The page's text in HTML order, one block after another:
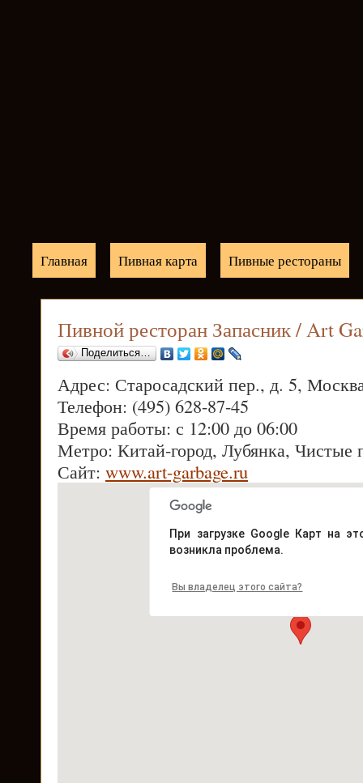
Главная Пивная карта Пивные рестораны
Пивной ресторан Запасник / Art
Поделиться…
Адрес: Старосадский пер., д. 5,
Телефон: (495) 628-87-45
Время работы: с 12:00 до 06:00
Метро: Китай-город, Лубянка, Чистые
Сайт: www.art-garbage.ru
При загрузке Google Карт на
возникла проблема.
Вы владелец этого сайта?